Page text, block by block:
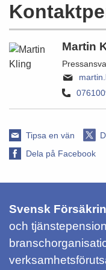
Martin
Tipsa en vän
Dela på Facebook
Svensk
och